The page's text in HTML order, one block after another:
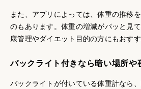
また、アプリによっては、体重の推移
のもあります。体重の増減がパッと見
康管理やダイエット目的の方にもおすす
バックライト付きなら暗い場所や
バックライトが付いている体重計なら